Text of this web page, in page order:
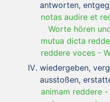
antworten,
notas audire et
Worte hören
mutua dicta
reddere voces -
wiedergeben,
ausstoßen,
animam reddere -